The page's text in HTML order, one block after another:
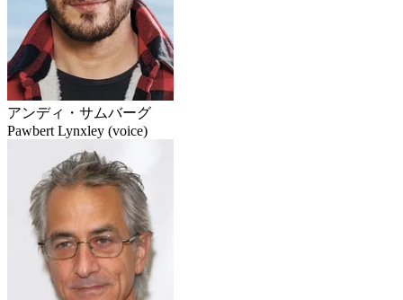
アンディ・サムバーグ
Pawbert Lynxley (voice)